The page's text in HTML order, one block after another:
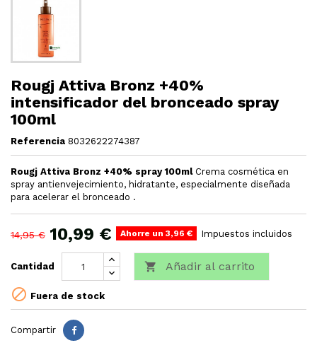
Rougj Attiva Bronz +40%
intensificador del bronceado spray
100ml
Referencia 8032622274387
Rougj Attiva Bronz +40% spray 100ml Crema cosmética en
spray antienvejecimiento, hidratante, especialmente diseñada
para acelerar el bronceado .
14,95 € 10,99 € Ahorre un 3,96 € Impuestos incluidos
Cantidad  Añadir al carrito
 Fuera de stock
Compartir